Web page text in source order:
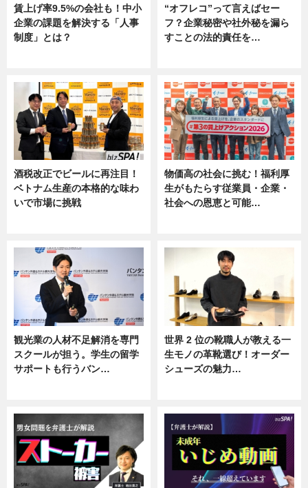
賃上げ率9.5%の会社も！中小
企業の課題を解決する「人事
制度」とは？
“オフレコ”って言えばセー
フ？企業秘密や社外秘を漏ら
すことの法的責任を…
酒税改正でビールに再注目！
ベトナム生産の本格的な味わ
いで市場に挑戦
物価高の社会に挑む！福利厚
生がもたらす従業員・企業・
社会への恩恵と可能…
観光業の人材不足解消を専門
スクールが担う。学生の留学
サポートも行うバン…
世界 2 位の靴職人が教える一
生モノの革靴選び！オーダー
シューズの魅力…